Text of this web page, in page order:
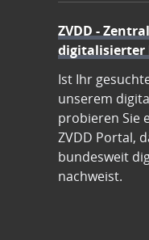
ZVDD -
digitalisierter
Ist Ihr
unserem
probieren Sie
ZVDD Portal,
bundesweit
nachweist.